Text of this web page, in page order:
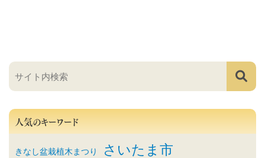
人気のキーワード
きなし盆栽植木まつり さいたま市